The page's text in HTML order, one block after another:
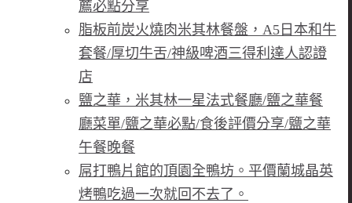
薦必點分享
脂板前炭火燒肉米其林餐盤，A5日本和牛
套餐/厚切牛舌/神級啤酒三得利達人認證
店
鹽之華，米其林一星法式餐廳/鹽之華餐
廳菜單/鹽之華必點/食後評價分享/鹽之華
午餐晚餐
屌打鴨片館的頂園全鴨坊。平價蘭城晶英
烤鴨吃過一次就回不去了。